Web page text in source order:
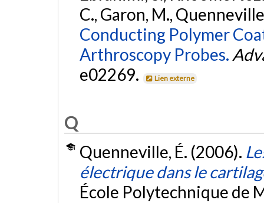
C., Garon, M.,
Conducting Polymer
Arthroscopy Probes.
e02269.
Lien externe
Q
Quenneville, É. (2006).
électrique dans le
École Polytechnique de